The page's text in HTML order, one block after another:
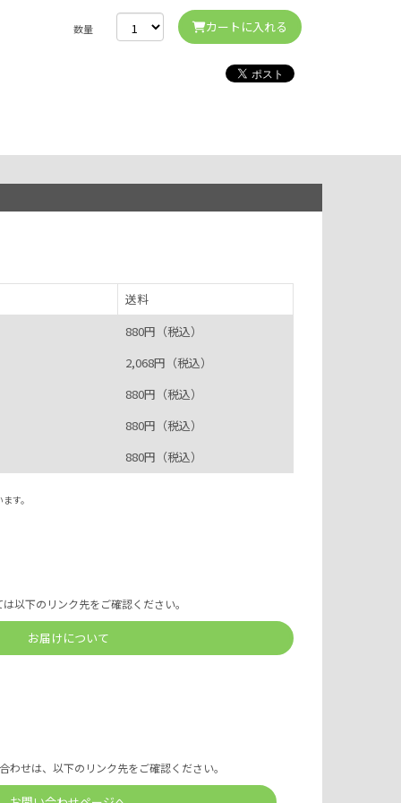
数量 カートに入れる
送料
880円（税込）
2,068円（税込）
880円（税込）
880円（税込）
880円（税込）
す。
以下のリンク先をご確認ください。
お届けについて
わせは、以下のリンク先をご確認ください。